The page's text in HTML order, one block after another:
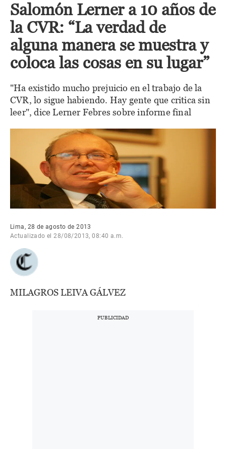
Salomón Lerner a 10 años de
la CVR: “La verdad de
alguna manera se muestra y
coloca las cosas en su lugar”
"Ha existido mucho prejuicio en el trabajo de la
CVR, lo sigue habiendo. Hay gente que critica sin
leer", dice Lerner Febres sobre informe final
Lima, 28 de agosto de 2013
Actualizado el 28/08/2013, 08:40 a.m.
MILAGROS LEIVA GÁLVEZ